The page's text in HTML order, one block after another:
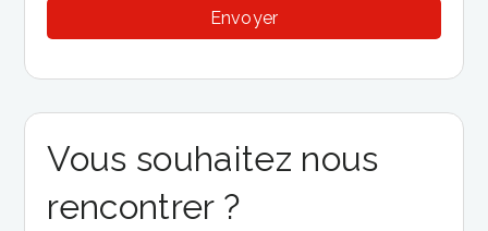
Vous souhaitez nous
rencontrer ?